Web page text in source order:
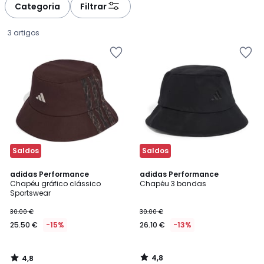
Categoria Filtrar
3 artigos
Saldos
adidas Performance
Chapéu gráfico clássico
Sportswear
€
em
de
30.00 €
25.50 € -15%
4,8
/ 5
4,8
Saldos
adidas Performance
Chapéu 3 bandas
30.00 €
26.10 € -13%
4,8
/ 5
4,8
/